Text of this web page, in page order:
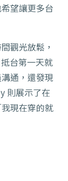
望讓更多台
觀光放鬆，
台第一天就
通，還發現
則展示了在
現在穿的就